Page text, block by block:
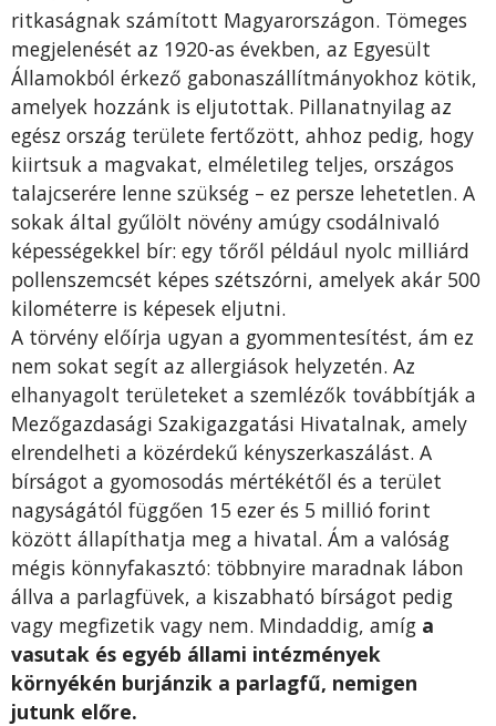
ritkaságnak számított Magyarországon. Tömeges
megjelenését az 1920-as években, az Egyesült
Államokból érkező gabonaszállítmányokhoz kötik,
amelyek hozzánk is eljutottak. Pillanatnyilag az
egész ország területe fertőzött, ahhoz pedig, hogy
kiirtsuk a magvakat, elméletileg teljes, országos
talajcserére lenne szükség – ez persze lehetetlen. A
sokak által gyűlölt növény amúgy csodálnivaló
képességekkel bír: egy tőről például nyolc milliárd
pollenszemcsét képes szétszórni, amelyek akár 500
kilométerre is képesek eljutni.
A törvény előírja ugyan a gyommentesítést, ám ez
nem sokat segít az allergiások helyzetén. Az
elhanyagolt területeket a szemlézők továbbítják a
Mezőgazdasági Szakigazgatási Hivatalnak, amely
elrendelheti a közérdekű kényszerkaszálást. A
bírságot a gyomosodás mértékétől és a terület
nagyságától függően 15 ezer és 5 millió forint
között állapíthatja meg a hivatal. Ám a valóság
mégis könnyfakasztó: többnyire maradnak lábon
állva a parlagfüvek, a kiszabható bírságot pedig
vagy megfizetik vagy nem. Mindaddig, amíg a
vasutak és egyéb állami intézmények
környékén burjánzik a parlagfű, nemigen
jutunk előre.